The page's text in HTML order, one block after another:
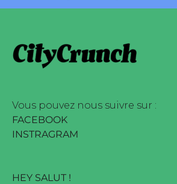
marque déposée •
édité par Buena
Vous pouvez nous suivre sur :
FACEBOOK
INSTRAGRAM
HEY SALUT !